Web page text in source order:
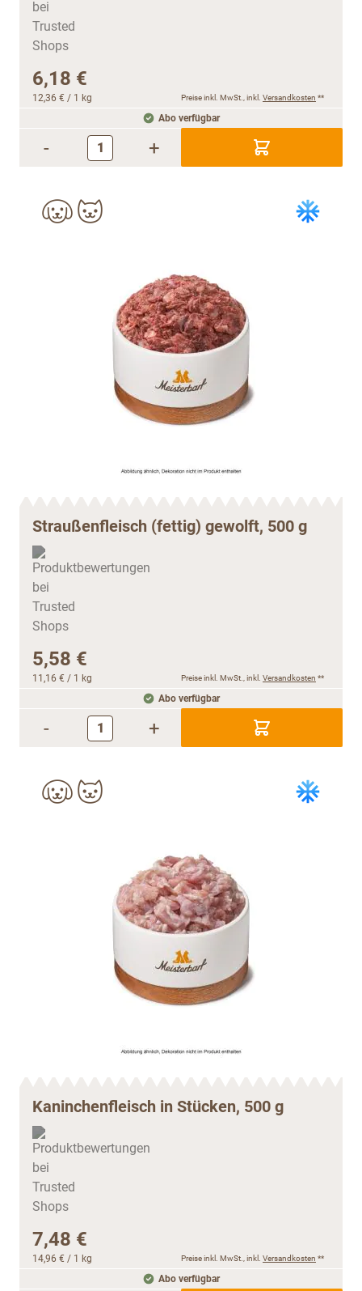
6,18 €
12,36 € / 1 kg Preise inkl. MwSt., inkl. Versandkosten **
Abo verfügbar
- +
Straußenfleisch (fettig) gewolft, 500 g
5,58 €
11,16 € / 1 kg Preise inkl. MwSt., inkl. Versandkosten **
Abo verfügbar
- +
Kaninchenfleisch in Stücken, 500 g
7,48 €
14,96 € / 1 kg Preise inkl. MwSt., inkl. Versandkosten **
Abo verfügbar